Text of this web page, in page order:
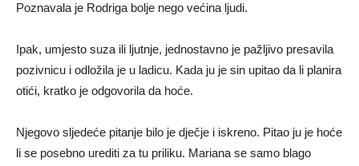
Poznavala je Rodriga bolje nego većina ljudi.
Ipak, umjesto suza ili ljutnje, jednostavno je pažljivo presavila
pozivnicu i odložila je u ladicu. Kada ju je sin upitao da li planira
otići, kratko je odgovorila da hoće.
Njegovo sljedeće pitanje bilo je dječje i iskreno. Pitao ju je hoće
li se posebno urediti za tu priliku. Mariana se samo blago